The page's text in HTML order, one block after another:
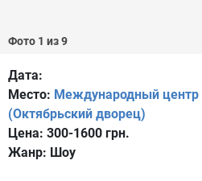
Фото 1 из 9
Дата:
Место: Международный центр
(Октябрьский дворец)
Цена: 300-1600 грн.
Жанр: Шоу